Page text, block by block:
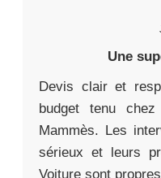
Une
Devis clair et
budget tenu
Mammès. Les
sérieux et leurs
Voiture sont